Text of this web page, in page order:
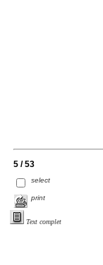
5 / 53
select
print
Text complet